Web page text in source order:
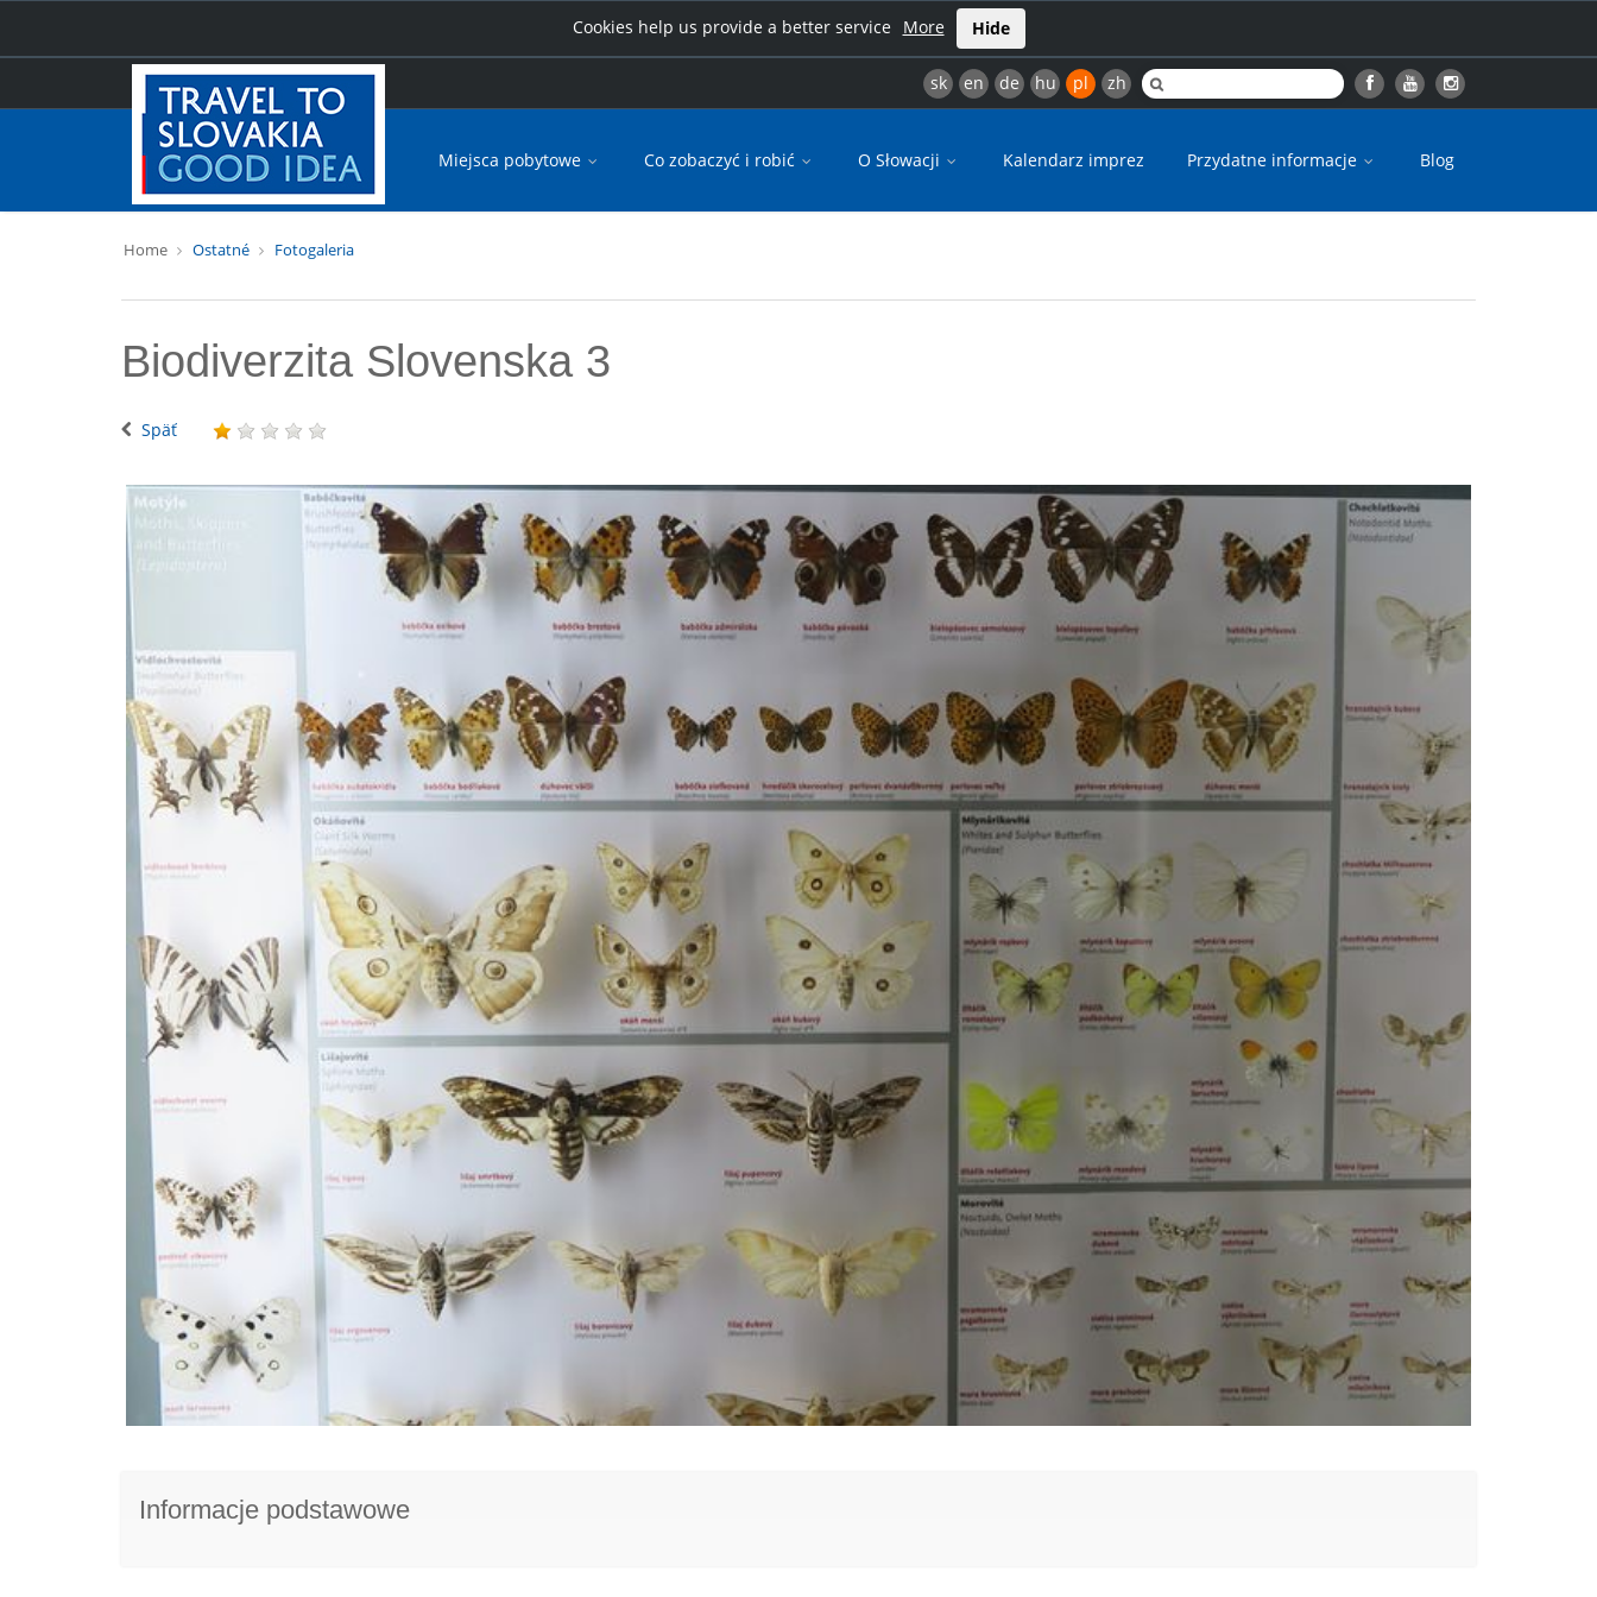
Cookies help us provide a better service More Hide
sk en de hu pl zh
Miejsca pobytowe Co zobaczyć i robić O Słowacji Kalendarz imprez Przydatne informacje Blog
Home Ostatné Fotogaleria
Biodiverzita Slovenska 3
Späť
Informacje podstawowe